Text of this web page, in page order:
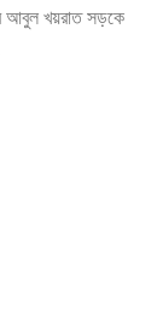
আবুল খয়রাত সড়কে